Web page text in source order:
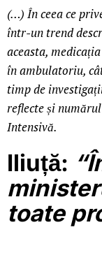
(…) În ceea ce
într-un trend
aceasta,
în ambulatoriu,
timp de
reflecte și
Intensivă.
Iliuță:
toate